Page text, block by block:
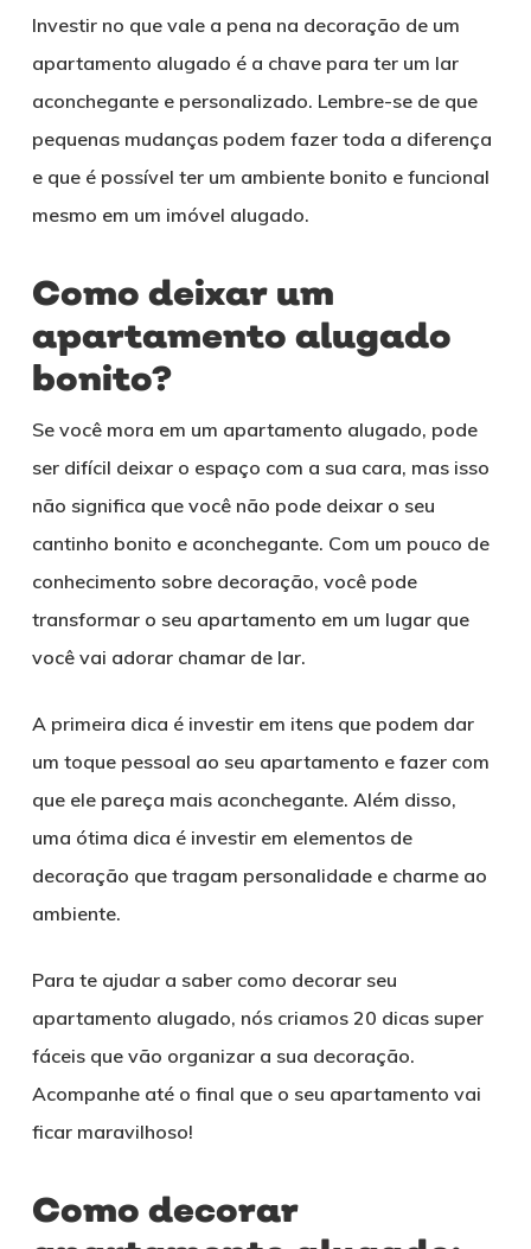
Investir no que vale a pena na decoração de um
apartamento alugado é a chave para ter um lar
aconchegante e personalizado. Lembre-se de que
pequenas mudanças podem fazer toda a diferença
e que é possível ter um ambiente bonito e funcional
mesmo em um imóvel alugado.
Como deixar um
apartamento alugado
bonito?
Se você mora em um apartamento alugado, pode
ser difícil deixar o espaço com a sua cara, mas isso
não significa que você não pode deixar o seu
cantinho bonito e aconchegante. Com um pouco de
conhecimento sobre decoração, você pode
transformar o seu apartamento em um lugar que
você vai adorar chamar de lar.
A primeira dica é investir em itens que podem dar
um toque pessoal ao seu apartamento e fazer com
que ele pareça mais aconchegante. Além disso,
uma ótima dica é investir em elementos de
decoração que tragam personalidade e charme ao
ambiente.
Para te ajudar a saber como decorar seu
apartamento alugado, nós criamos 20 dicas super
fáceis que vão organizar a sua decoração.
Acompanhe até o final que o seu apartamento vai
ficar maravilhoso!
Como decorar